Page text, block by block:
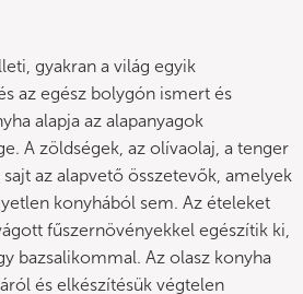
gyakran a világ egyik
az egész bolygón ismert és
alapja az alapanyagok
A zöldségek, az olívaolaj, a tenger
az alapvető összetevők, amelyek
konyhából sem. Az ételeket
fűszernövényekkel egészítik ki,
bazsalikommal. Az olasz konyha
és elkészítésük végtelen